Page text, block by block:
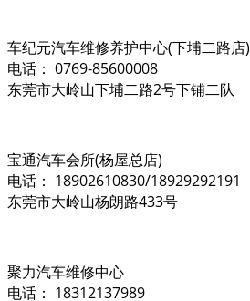
车纪元汽车维修养护中心(下埔二路店)
电话： 0769-85600008
东莞市大岭山下埔二路2号下铺二队
宝通汽车会所(杨屋总店)
电话： 18902610830/18929292191
东莞市大岭山杨朗路433号
聚力汽车维修中心
电话： 18312137989